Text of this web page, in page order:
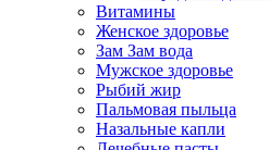
Витамины
Женское здоровье
Зам Зам вода
Мужское здоровье
Рыбий жир
Пальмовая пыльца
Назальные капли